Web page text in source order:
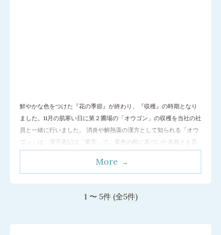
鮮やかな色をつけた『花の季節』が終わり、『収穫』の時期となり
ました。11月の肌寒い日に第２圃場の「オウゴン」の収穫を当社の社
員と一緒に行いました。 消炎や解熱薬の漢方として知られる「オウ
ゴン」は、漢字表記は「黄芩」で、黄色の根に基づいた名前とも言
人参”のようです。その根の部分を収穫するのですが、根をなるべく
More
1 〜 5件 (全5件)